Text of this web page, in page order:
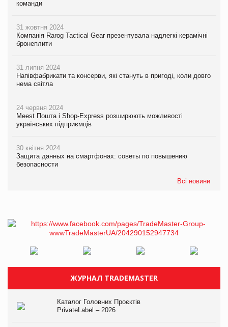
команди
31 жовтня 2024
Компанія Rarog Tactical Gear презентувала надлегкі керамічні
бронеплити
31 липня 2024
Напівфабрикати та консерви, які стануть в пригоді, коли довго
нема світла
24 червня 2024
Meest Пошта і Shop-Express розширюють можливості
українських підприємців
30 квітня 2024
Защита данных на смартфонах: советы по повышению
безопасности
Всі новини
ЖУРНАЛ TRADEMASTER
Каталог Головних Проєктів
PrivateLabel – 2026